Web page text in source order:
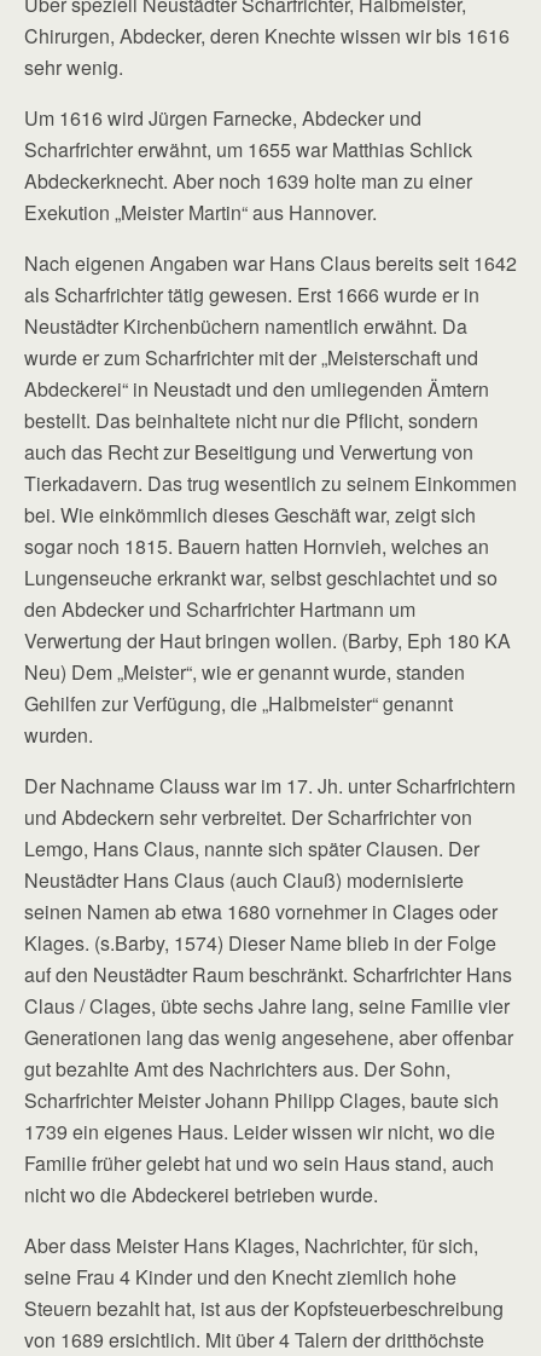
Chirurgen, Abdecker, deren Knechte wissen wir bis 1616
sehr wenig.
Um 1616 wird Jürgen Farnecke, Abdecker und
Scharfrichter erwähnt, um 1655 war Matthias Schlick
Abdeckerknecht. Aber noch 1639 holte man zu einer
Exekution „Meister Martin“ aus Hannover.
Nach eigenen Angaben war Hans Claus bereits seit 1642
als Scharfrichter tätig gewesen. Erst 1666 wurde er in
Neustädter Kirchenbüchern namentlich erwähnt. Da
wurde er zum Scharfrichter mit der „Meisterschaft und
Abdeckerei“ in Neustadt und den umliegenden Ämtern
bestellt. Das beinhaltete nicht nur die Pflicht, sondern
auch das Recht zur Beseitigung und Verwertung von
Tierkadavern. Das trug wesentlich zu seinem Einkommen
bei. Wie einkömmlich dieses Geschäft war, zeigt sich
sogar noch 1815. Bauern hatten Hornvieh, welches an
Lungenseuche erkrankt war, selbst geschlachtet und so
den Abdecker und Scharfrichter Hartmann um
Verwertung der Haut bringen wollen. (Barby, Eph 180 KA
Neu) Dem „Meister“, wie er genannt wurde, standen
Gehilfen zur Verfügung, die „Halbmeister“ genannt
wurden.
Der Nachname Clauss war im 17. Jh. unter Scharfrichtern
und Abdeckern sehr verbreitet. Der Scharfrichter von
Lemgo, Hans Claus, nannte sich später Clausen. Der
Neustädter Hans Claus (auch Clauß) modernisierte
seinen Namen ab etwa 1680 vornehmer in Clages oder
Klages. (s.Barby, 1574) Dieser Name blieb in der Folge
auf den Neustädter Raum beschränkt. Scharfrichter Hans
Claus / Clages, übte sechs Jahre lang, seine Familie vier
Generationen lang das wenig angesehene, aber offenbar
gut bezahlte Amt des Nachrichters aus. Der Sohn,
Scharfrichter Meister Johann Philipp Clages, baute sich
1739 ein eigenes Haus. Leider wissen wir nicht, wo die
Familie früher gelebt hat und wo sein Haus stand, auch
nicht wo die Abdeckerei betrieben wurde.
Aber dass Meister Hans Klages, Nachrichter, für sich,
seine Frau 4 Kinder und den Knecht ziemlich hohe
Steuern bezahlt hat, ist aus der Kopfsteuerbeschreibung
von 1689 ersichtlich. Mit über 4 Talern der dritthöchste